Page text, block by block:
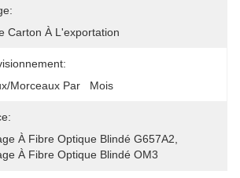
Carton À L'exportation
morceaux Par   Mois
À Fibre Optique Blindé G657A2
À Fibre Optique Blindé OM3